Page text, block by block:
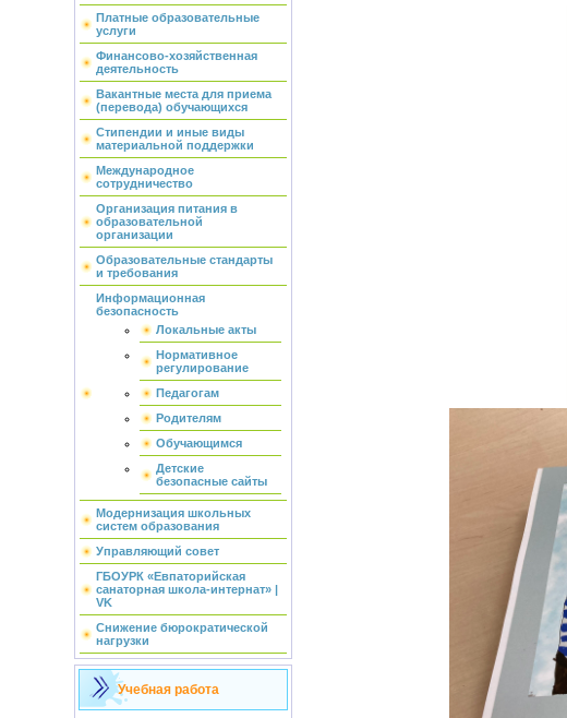
Платные образовательные
услуги
Финансово-хозяйственная
деятельность
Вакантные места для приема
(перевода) обучающихся
Стипендии и иные виды
материальной поддержки
Международное
сотрудничество
Организация питания в
образовательной
организации
Образовательные стандарты
и требования
Информационная
безопасность
Локальные акты
Нормативное
регулирование
Педагогам
Родителям
Обучающимся
Детские
безопасные сайты
Модернизация школьных
систем образования
Управляющий совет
ГБОУРК «Евпаторийская
санаторная школа-интернат» |
VK
Снижение бюрократической
нагрузки
Учебная работа